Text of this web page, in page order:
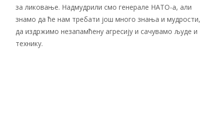
за ликовање. Надмудрили смо генерале НАТО-а, али
знамо да ће нам требати још много знања и мудрости,
да издржимо незапамћену агресију и сачувамо људе и
технику.